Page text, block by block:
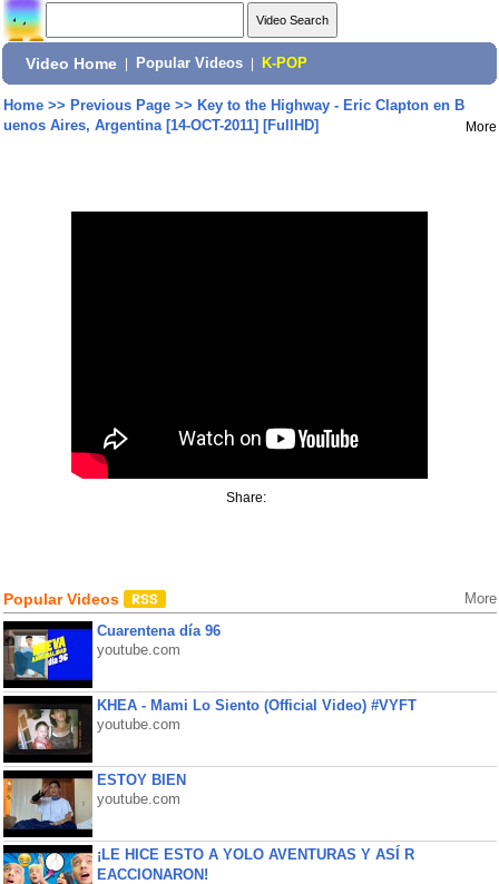
Video Home Popular Videos K-POP
Home>> Previous Page>> Key to the Highway - Eric Clapton en B
uenos Aires, Argentina [14-OCT-2011] [FullHD]
More
Share:
Popular Videos More
Cuarentena día 96
youtube.com
KHEA - Mami Lo Siento (Official Video) #VYFT
youtube.com
ESTOY BIEN
youtube.com
¡LE HICE ESTO A YOLO AVENTURAS Y ASÍ R
EACCIONARON!